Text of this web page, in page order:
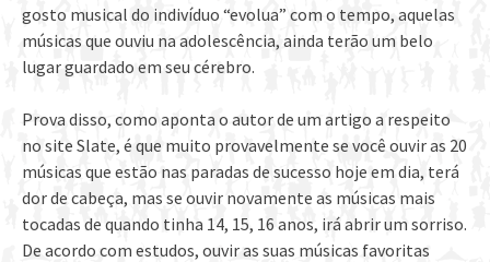
gosto musical do indivíduo “evolua” com o tempo, aquelas
músicas que ouviu na adolescência, ainda terão um belo
lugar guardado em seu cérebro.
Prova disso, como aponta o autor de um artigo a respeito
no site Slate, é que muito provavelmente se você ouvir as 20
músicas que estão nas paradas de sucesso hoje em dia, terá
dor de cabeça, mas se ouvir novamente as músicas mais
tocadas de quando tinha 14, 15, 16 anos, irá abrir um sorriso.
De acordo com estudos, ouvir as suas músicas favoritas